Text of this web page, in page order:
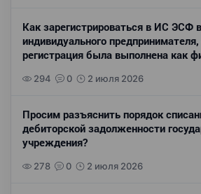
Как зарегистрироваться в ИС ЭСФ
индивидуального
регистрация была выполнена как
294 0 2 июля 2026
Просим разъяснить порядок
дебиторской задолженности
учреждения?
278 0 2 июля 2026